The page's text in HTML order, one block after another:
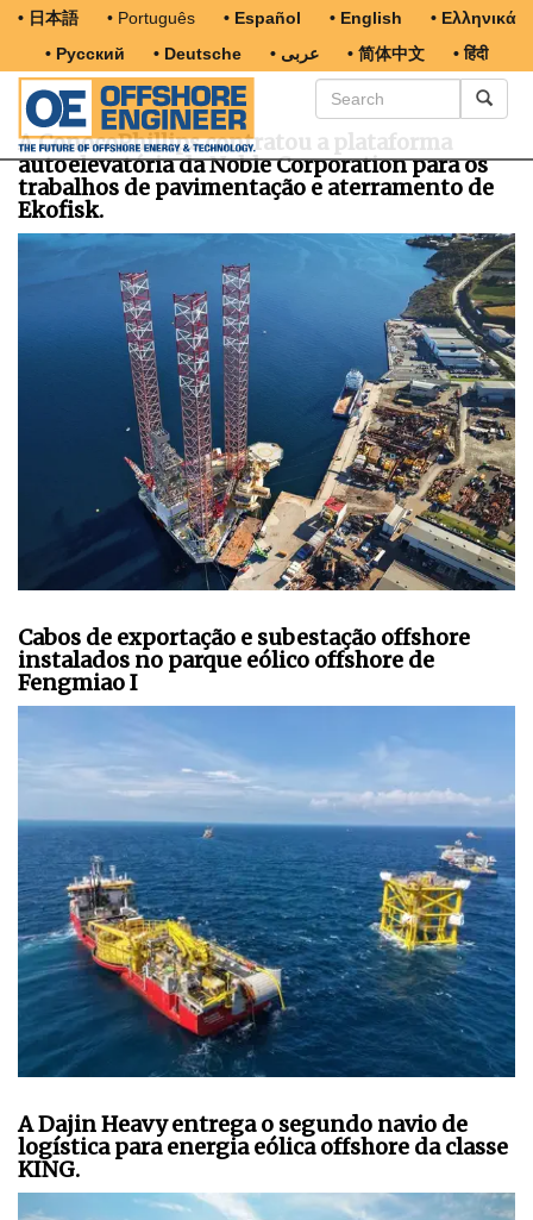
• 日本語 • Português • Español • English
• Ελληνικά
• Русский
• Deutsche • عربى • 简体中文 • हिंदी
A ConocoPhillips contratou a plataforma
autoelevatória da Noble Corporation para os
trabalhos de pavimentação e aterramento de
Ekofisk.
Cabos de exportação e subestação offshore
instalados no parque eólico offshore de
Fengmiao I
A Dajin Heavy entrega o segundo navio de
logística para energia eólica offshore da classe
KING.